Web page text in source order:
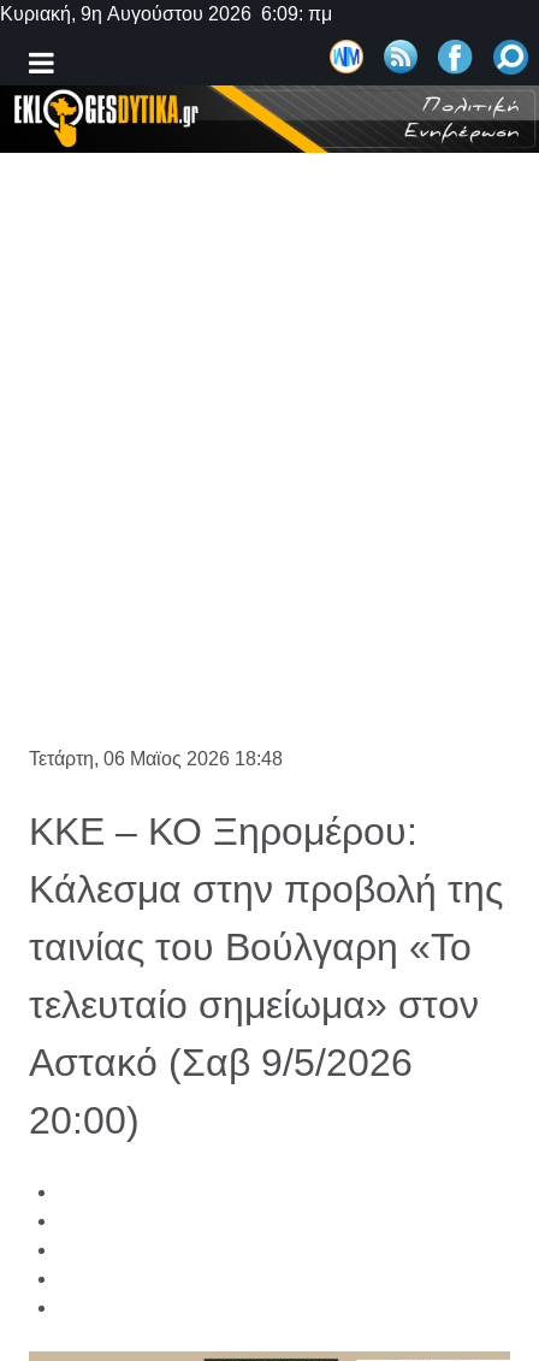
Κυριακή, 9η Αυγούστου 2026 6:09: πμ
Τετάρτη, 06 Μαϊος 2026 18:48
ΚΚΕ – ΚΟ Ξηρομέρου:
Κάλεσμα στην προβολή της
ταινίας του Βούλγαρη «Το
τελευταίο σημείωμα» στον
Αστακό (Σαβ 9/5/2026
20:00)